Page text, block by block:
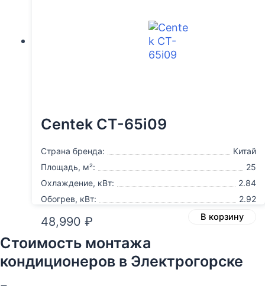
Centek CT-65i09
Страна бренда:
Китай
Площадь, м²:
25
Охлаждение, кВт:
2.84
Обогрев, кВт:
2.92
48,990 ₽ В корзину
Стоимость монтажа
кондиционеров в Электрогорске